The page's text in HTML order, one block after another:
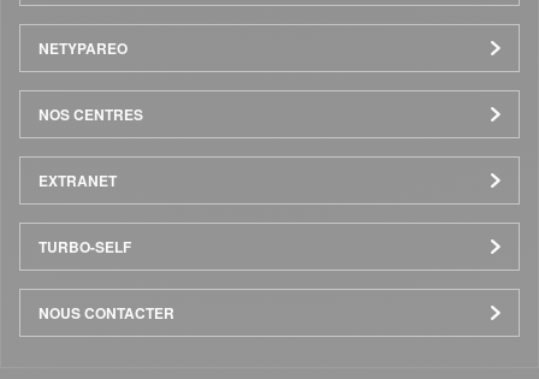
NETYPAREO
NOS CENTRES
EXTRANET
TURBO-SELF
NOUS CONTACTER